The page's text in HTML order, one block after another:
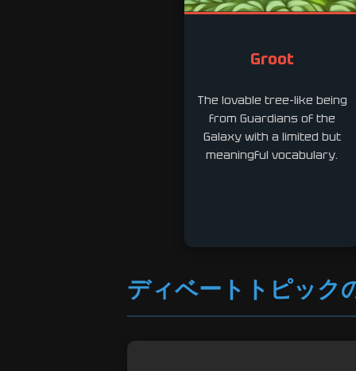
Groot
The lovable tree-like being
from Guardians of the
Galaxy with a limited but
meaningful vocabulary.
ディベートトピック